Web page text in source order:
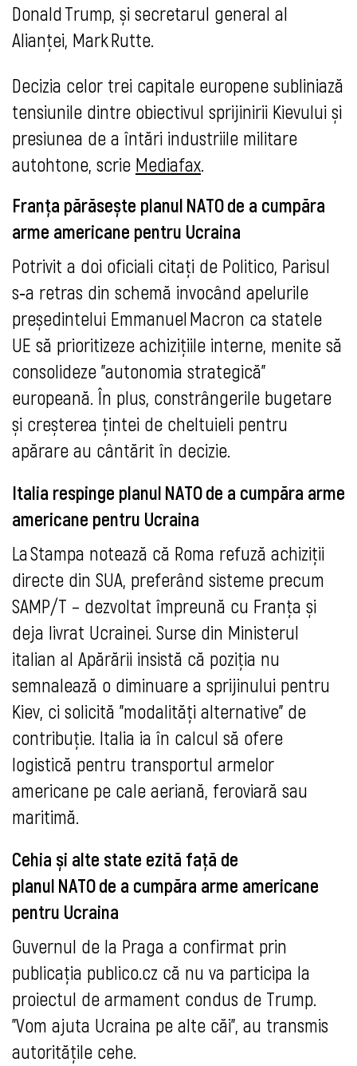
Donald Trump, și secretarul general al
Alianței, Mark Rutte.
Decizia celor trei capitale europene subliniază
tensiunile dintre obiectivul sprijinirii Kievului și
presiunea de a întări industriile militare
autohtone, scrie Mediafax.
Franța părăsește planul NATO de a cumpăra
arme americane pentru Ucraina
Potrivit a doi oficiali citați de Politico, Parisul
s‑a retras din schemă invocând apelurile
președintelui Emmanuel Macron ca statele
UE să prioritizeze achizițiile interne, menite să
consolideze "autonomia strategică"
europeană. În plus, constrângerile bugetare
și creșterea țintei de cheltuieli pentru
apărare au cântărit în decizie.
Italia respinge planul NATO de a cumpăra arme
americane pentru Ucraina
La Stampa notează că Roma refuză achiziții
directe din SUA, preferând sisteme precum
SAMP/T – dezvoltat împreună cu Franța și
deja livrat Ucrainei. Surse din Ministerul
italian al Apărării insistă că poziția nu
semnalează o diminuare a sprijinului pentru
Kiev, ci solicită "modalități alternative" de
contribuție. Italia ia în calcul să ofere
logistică pentru transportul armelor
americane pe cale aeriană, feroviară sau
maritimă.
Cehia și alte state ezită față de
planul NATO de a cumpăra arme americane
pentru Ucraina
Guvernul de la Praga a confirmat prin
publicația publico.cz că nu va participa la
proiectul de armament condus de Trump.
"Vom ajuta Ucraina pe alte căi", au transmis
autoritățile cehe.